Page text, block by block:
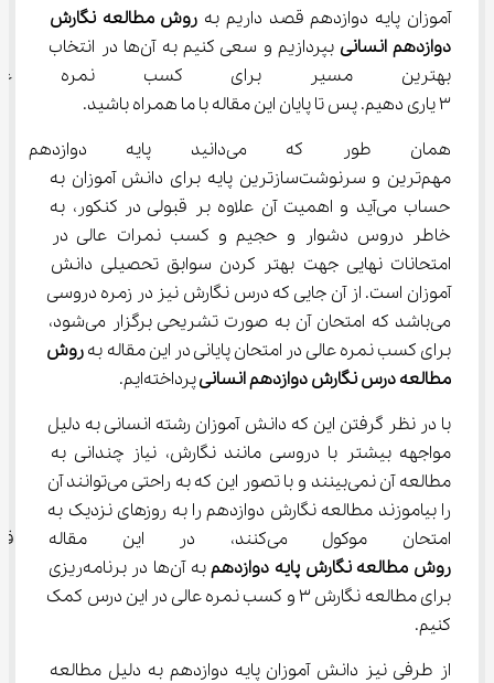
آموزان پایه دوازدهم قصد داریم به روش مطالعه نگارش
دوازدهم انسانی
بپردازیم و سعی کنیم به آن‌ها در انتخاب
بهترین مسیر برای کسب نمره
3 یاری دهیم. پس تا پایان این مقاله با ما همراه باشید.
همان طور که می‌دانید پایه
مهم‌ترین و سرنوشت‌سازترین پایه برای دانش آموزان به
حساب می‌آید و اهمیت آن علاوه بر قبولی در کنکور، به
خاطر دروس دشوار و حجیم و کسب نمرات عالی در
امتحانات نهایی جهت بهتر کردن سوابق تحصیلی دانش
آموزان است. از آن جایی که درس نگارش نیز در زمره دروسی
می‌باشد که امتحان آن به صورت تشریحی برگزار می‌شود،
برای کسب نمره عالی در امتحان پایانی در این مقاله به روش
مطالعه درس نگارش دوازدهم انسانی پرداخته‌ایم.
با در نظر گرفتن این که دانش آموزان رشته انسانی به دلیل
مواجهه بیشتر با دروسی مانند نگارش، نیاز چندانی به
مطالعه آن نمی‌بینند و با تصور این که به راحتی می‌توانند آن
را بیاموزند مطالعه نگارش دوازدهم را به روزهای نزدیک به
امتحان موکول می‌کنند، در این مقاله قصد داریم با ارائه
روش مطالعه نگارش پایه دوازدهم
به آن‌ها در برنامه‌ریزی
برای مطالعه نگارش 3 و کسب نمره عالی در این درس کمک
کنیم.
از طرفی نیز دانش آموزان پایه دوازدهم به دلیل مطالعه